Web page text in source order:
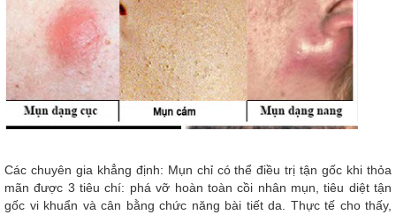
Các chuyên gia khẳng định: Mụn chỉ có thể điều trị tận gốc khi thỏa
mãn được 3 tiêu chí: phá vỡ hoàn toàn cồi nhân mụn, tiêu diệt tận
gốc vi khuẩn và cân bằng chức năng bài tiết da. Thực tế cho thấy,